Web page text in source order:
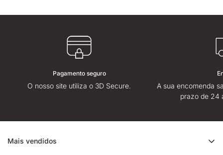
Pagamento seguro
O nosso site utiliza o 3D Secure.
A sua encomenda
prazo de 24
Mais vendidos